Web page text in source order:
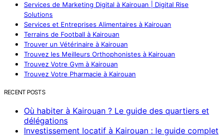
Services de Marketing Digital à Kairouan | Digital Rise
Solutions
Services et Entreprises Alimentaires à Kairouan
Terrains de Football à Kairouan
Trouver un Vétérinaire à Kairouan
Trouvez les Meilleurs Orthophonistes à Kairouan
Trouvez Votre Gym à Kairouan
Trouvez Votre Pharmacie à Kairouan
RECENT POSTS
Où habiter à Kairouan ? Le guide des quartiers et
délégations
Investissement locatif à Kairouan : le guide complet